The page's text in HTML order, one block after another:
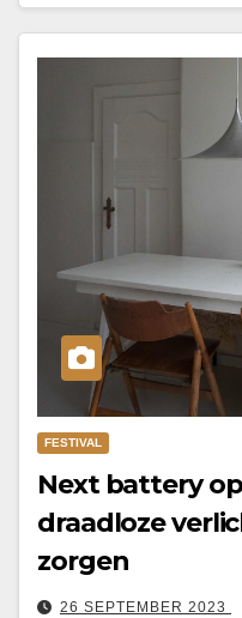
FESTIVAL
Next battery
draadloze
zorgen
26 SEPTEMBER 2023